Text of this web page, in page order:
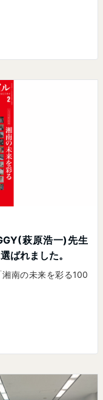
萩原浩一)先生
ばれました。
南の未来を彩る100